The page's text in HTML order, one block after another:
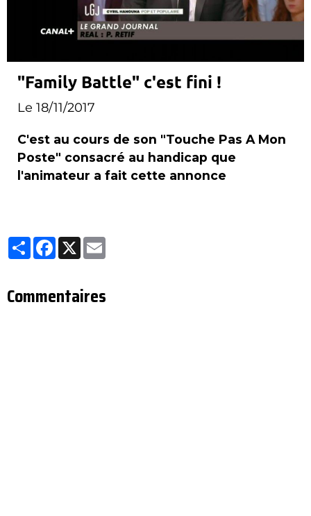
"Family Battle" c'est fini !
Le 18/11/2017
C'est au cours de son "Touche Pas A Mon
Poste" consacré au handicap que
l'animateur a fait cette annonce
Partager
Facebook
X
Commentaires